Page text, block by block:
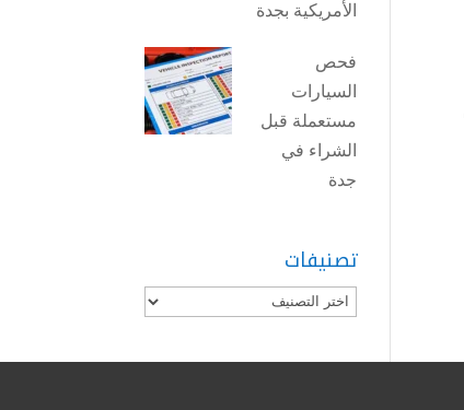
الأمريكية بجدة
فحص
السيارات
مستعملة قبل
الشراء في
جدة
تصنيفات
تصنيفات